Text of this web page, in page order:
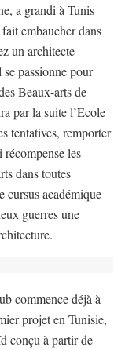
a grandi à Tunis
embaucher dans
un architecte
passionne pour
Beaux-arts de
par la suite l’Ecole
tentatives, remporter
les
dans toutes
cursus académique
guerres une
commence déjà à
projet en Tunisie,
conçu à partir de